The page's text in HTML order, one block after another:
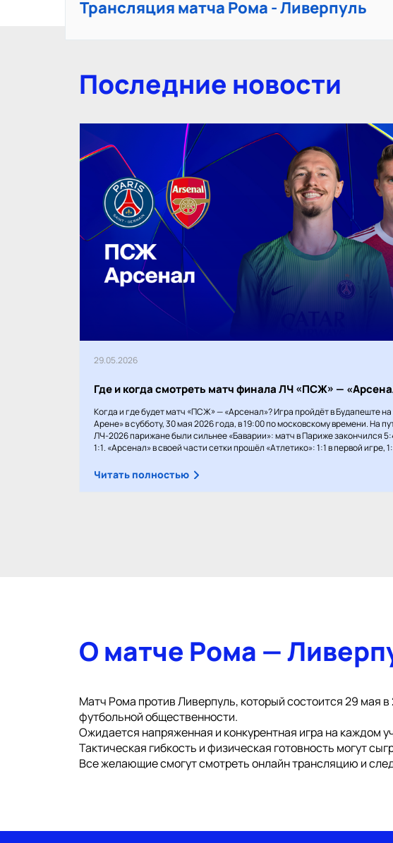
Трансляция матча Рома - Ливерпуль
Последние новости
29.05.2026
Где и когда смотреть матч финала ЛЧ «ПСЖ» —
Когда и где будет матч «ПСЖ» — «Арсенал»? Игра пройдёт в Будапеште
Арене» в субботу, 30 мая 2026 года, в 19:00 по московскому времени. На
ЛЧ-2026 парижане были сильнее «Баварии»: матч в Париже закончился
1:1. «Арсенал» в своей части сетки прошёл «Атлетико»: 1:1 в первой игре,
Читать полностью
О матче Рома —
Матч Рома против Ливерпуль, который состоится 29 мая
футбольной общественности.
Ожидается напряженная и конкурентная игра на каждом
Тактическая гибкость и физическая готовность могут
Все желающие смогут смотреть онлайн трансляцию и